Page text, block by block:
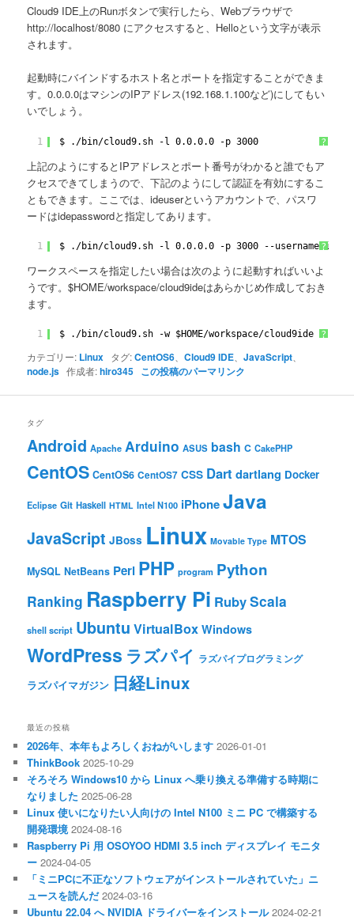
Cloud9 IDE上のRunボタンで実行したら、Webブラウザで
http://localhost/8080 にアクセスすると、Helloという文字が表示
されます。
起動時にバインドするホスト名とポートを指定することができま
す。0.0.0.0はマシンのIPアドレス(192.168.1.100など)にしてもい
いでしょう。
?
1 $ . /bin/cloud9.sh -l 0.0.0.0 -p 3000
上記のようにするとIPアドレスとポート番号がわかると誰でもア
クセスできてしまうので、下記のようにして認証を有効にするこ
ともできます。ここでは、ideuserというアカウントで、パスワ
ードはidepasswordと指定してあります。
?
1 $ . /bin/cloud9.sh -l 0.0.0.0 -p 3000 --username
ワークスペースを指定したい場合は次のように起動すればいいよ
うです。$HOME/workspace/cloud9ideはあらかじめ作成しておき
ます。
?
1 $ . /bin/cloud9.sh -w $HOME/workspace/cloud9ide
カテゴリー: Linux タグ:CentOS6 、Cloud9 IDE 、JavaScript
node.js 作成者:hiro345 この投稿のパーマリンク
タグ
Android Apache Arduino ASUS bash C CakePHP
CentOS CentOS6 CentOS7 CSS Dart dartlang Docker
Eclipse Git Haskell HTML Intel N100 iPhoneJava
JavaScript JBoss Linux Movable Type MTOS
MySQL NetBeans Perl PHP program Python
Ranking Raspberry Pi RubyScala
shell script Ubuntu VirtualBox Windows
WordPress ラズパイ ラズパイプログラミング
ラズパイマガジン 日経Linux
最近の投稿
2026年、本年もよろしくおねがいします 2026-01-01
ThinkBook 2025-10-29
そろそろ Windows10 から Linux へ乗り換える準備する時期に
なりました 2025-06-28
Linux 使いになりたい人向けの Intel N100 ミニ PC で構築する
開発環境 2024-08-16
Raspberry Pi 用 OSOYOO HDMI 3.5 inch ディスプレイ モニタ
ー 2024-04-05
「ミニPCに不正なソフトウェアがインストールされていた」ニ
ュースを読んだ 2024-03-16
Ubuntu 22.04 へ NVIDIA ドライバーをインストール 2024-02-21